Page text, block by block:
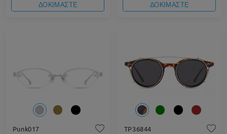
ΔΟΚΙΜΑΣΤΕ ΔΟΚΙΜΑΣΤΕ
Punk017 TP36844